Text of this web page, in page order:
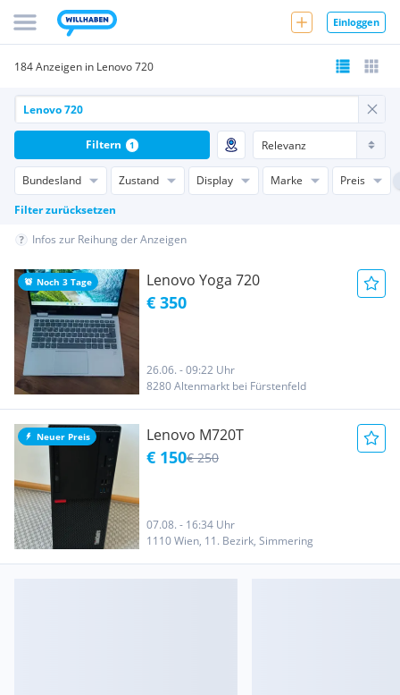
Einloggen
184 Anzeigen in Lenovo 720
Bundesland Zustand Display Marke
Preis
Filter zurücksetzen
Filtern 1
Infos zur Reihung der Anzeigen
Noch 3 Tage Lenovo Yoga 720
€ 350
26.06. - 09:22 Uhr
8280 Altenmarkt bei Fürstenfeld
Neuer Preis Lenovo M720T
€ 150€ 250
07.08. - 16:34 Uhr
1110 Wien, 11. Bezirk, Simmering